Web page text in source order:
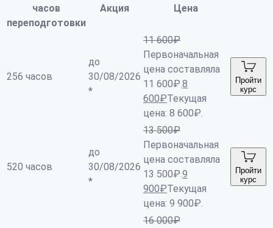
часов
переподготовки
Акция Цена
256 часов
до
30/08/2026
*
11 600₽
Первоначальная
цена составляла
11 600₽.8
600₽Текущая
цена: 8 600₽.
Пройти
курс
520 часов
до
30/08/2026
*
13 500₽
Первоначальная
цена составляла
13 500₽.9
900₽Текущая
цена: 9 900₽.
Пройти
курс
16 000₽